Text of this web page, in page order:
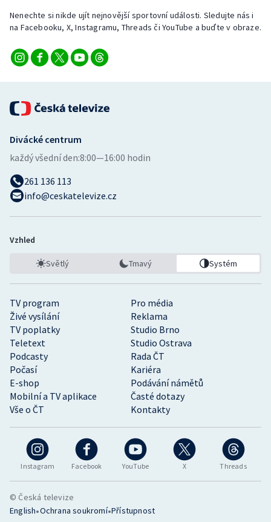
Triatlon
Veslování
Volejbal
Ostatní
Nenechte si nikde ujít nejnovější sportovní události. Sledujte nás i
na Facebooku, X, Instagramu, Threads či YouTube a buďte v obraze.
Instagram Facebook YouTube X Threads
TV program
Pro média
Živé vysílání
Reklama
TV poplatky
Studio Brno
Teletext
Studio Ostrava
Podcasty
Rada ČT
Počasí
Kariéra
E-shop
Podávání námětů
Mobilní a TV aplikace
Časté dotazy
Vše o ČT
Kontakty
Divácké centrum
každý všední den:8:00—16:00 hodin
261 136 113
info@ceskatelevize.cz
Vzhled
Světlý Tmavý Systém
© Česká televize
English•Ochrana soukromí•Přístupnost